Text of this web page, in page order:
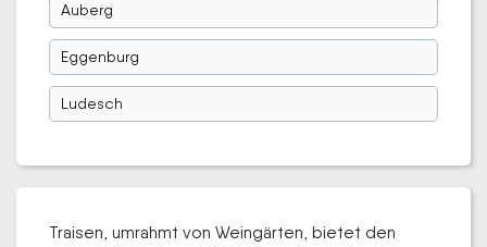
Auberg
Eggenburg
Ludesch
Traisen, umrahmt von Weingärten, bietet den